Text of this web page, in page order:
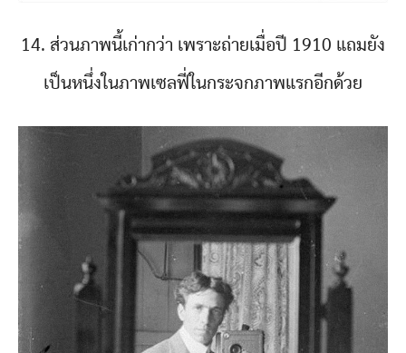
14. ส่วนภาพนี้เก่ากว่า เพราะถ่ายเมื่อปี 1910 แถมยัง
เป็นหนึ่งในภาพเซลฟี่ในกระจกภาพแรกอีกด้วย